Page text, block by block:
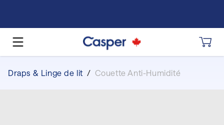
Draps & Linge de lit / Couette Anti-Humidité